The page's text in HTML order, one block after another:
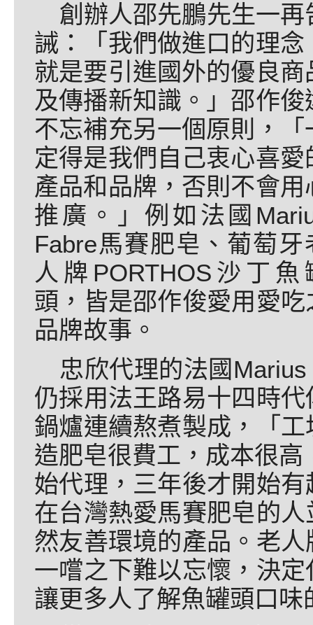
創辦人邵先鵬先生一再
誡：「我們做進口的理念
就是要引進國外的優良商
及傳播新知識。」邵作俊
不忘補充另一個原則，「
定得是我們自己衷心喜愛
產品和品牌，否則不會用
推廣。」例如法國
Fabre馬賽肥皂、葡萄牙
人牌PORTHOS沙丁魚
頭，皆是邵作俊愛用愛
品牌故事。
忠欣代理的法國
仍採用法王路易十四時
鍋爐連續熬煮製成，「
造肥皂很費工，成本很
始代理，三年後才開始
在台灣熱愛馬賽肥皂的
然友善環境的產品。老
一嚐之下難以忘懷，決
讓更多人了解魚罐頭口味